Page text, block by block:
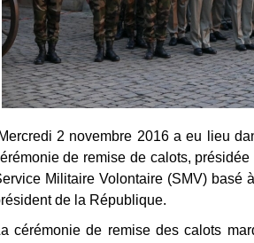
Mercredi 2 novembre 2016 a eu lieu
de remise de calots,
Militaire Volontaire (SMV) basé
de la République.
cérémonie de remise des calots